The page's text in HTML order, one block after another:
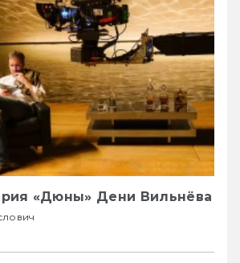
«Дюны» Дени Вильнёва